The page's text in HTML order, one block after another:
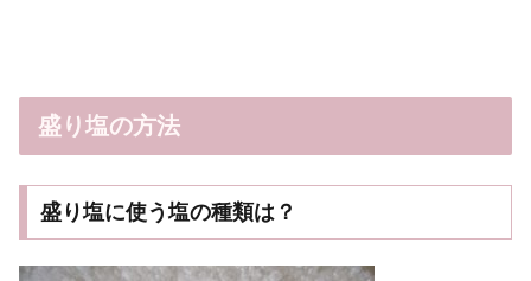
盛り塩の方法
盛り塩に使う塩の種類は？